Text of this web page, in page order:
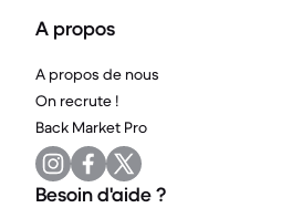
A propos
A propos de nous
On recrute !
Back Market Pro
Besoin d'aide ?